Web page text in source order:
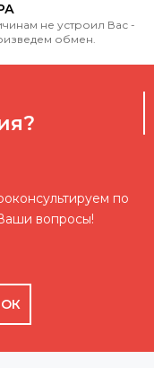
не устроил Вас -
обмен.
по
вопросы!